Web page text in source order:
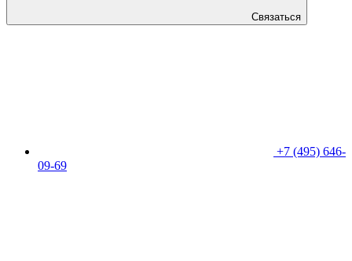
Связаться
+7 (495) 646-
09-69